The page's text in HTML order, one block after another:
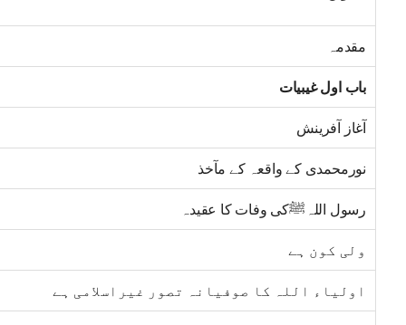
مقدمہ
باب اول غیبیات
آغاز آفرینش
نورمحمدی کے واقعہ کے مآخذ
رسول اللہﷺکی وفات کا عقیدہ
ولی کون ہے
اولیاء اللہ کا صوفیانہ تصور غیراسلامی ہے